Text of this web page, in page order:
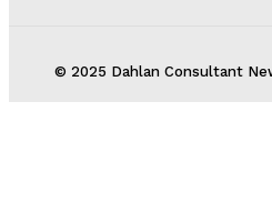
© 2025 Dahlan Consultant